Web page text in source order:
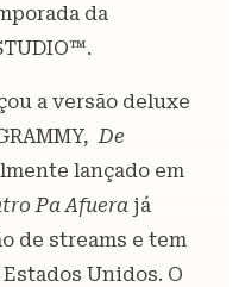
da
a versão deluxe
De
lançado em
Pa Afuera já
de streams e tem
Unidos. O